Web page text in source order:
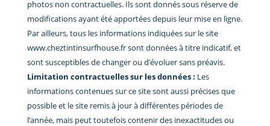
photos non contractuelles. Ils sont donnés sous réserve de
modifications ayant été apportées depuis leur mise en ligne.
Par ailleurs, tous les informations indiquées sur le site
www.cheztintinsurfhouse.frsont données à titre indicatif, et
sont susceptibles de changer ou d’évoluer sans préavis.
Limitation contractuelles sur les données : Les
informations contenues sur ce site sont aussi précises que
possible et le site remis à jour à différentes périodes de
l’année, mais peut toutefois contenir des inexactitudes ou